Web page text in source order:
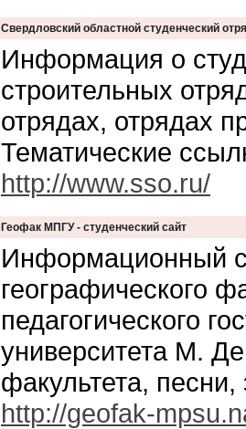
Свердловский областной студенческий
Информация о
строительных
отрядах, отрядах
Тематические
http://www.sso.ru/
Геофак МПГУ - студенческий сайт
Информационный
географического
педагогического
университета М.
факультета, песни,
http://geofak-